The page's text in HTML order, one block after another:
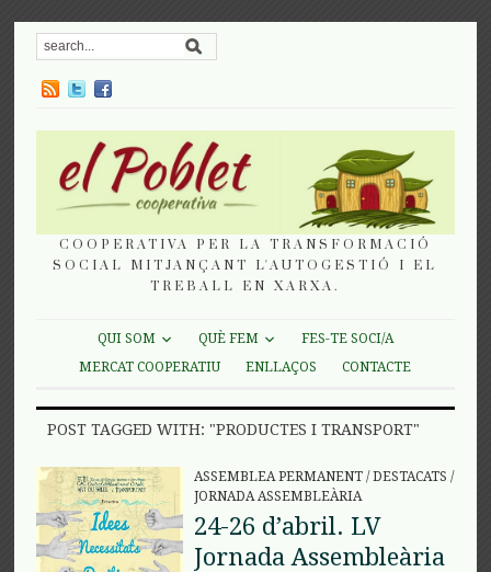
COOPERATIVA PER LA TRANSFORMACIÓ
SOCIAL MITJANÇANT L'AUTOGESTIÓ I EL
TREBALL EN XARXA.
QUI SOM QUÈ FEM
FES-TE SOCI/A
MERCAT COOPERATIU
ENLLAÇOS CONTACTE
POST TAGGED WITH: "PRODUCTES I TRANSPORT"
ASSEMBLEA PERMANENT/DESTACATS /
JORNADA ASSEMBLEÀRIA
24-26 d’abril. LV
Jornada Assembleària